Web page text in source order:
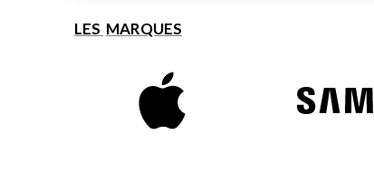
LES MARQUES